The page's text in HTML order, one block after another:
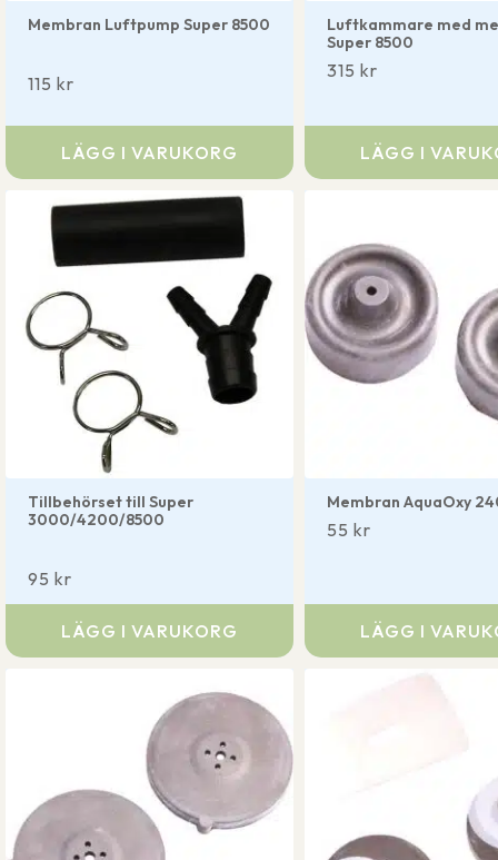
Membran Luftpump Super 8500
115 kr
LÄGG I VARUKORG
Luftkammare med
Super 8500
315 kr
LÄGG I
Tillbehörset till Super
3000/4200/8500
95 kr
LÄGG I VARUKORG
Membran AquaOxy
55 kr
LÄGG I